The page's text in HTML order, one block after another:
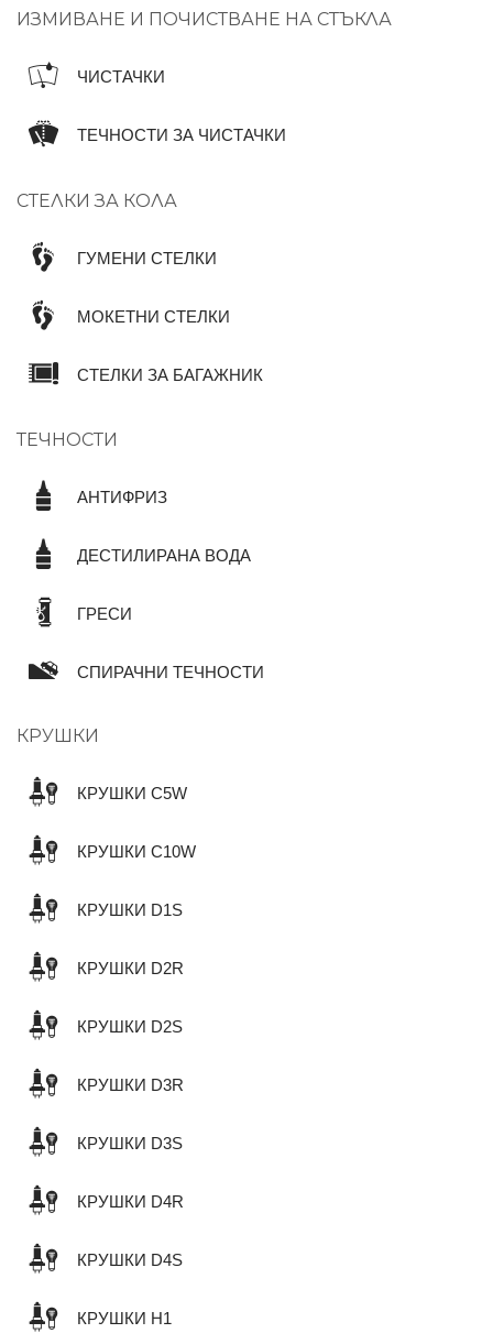
ИЗМИВАНЕ И ПОЧИСТВАНЕ НА СТЪКЛА
ЧИСТАЧКИ
ТЕЧНОСТИ ЗА ЧИСТАЧКИ
СТЕЛКИ ЗА КОЛА
ГУМЕНИ СТЕЛКИ
МОКЕТНИ СТЕЛКИ
СТЕЛКИ ЗА БАГАЖНИК
ТЕЧНОСТИ
АНТИФРИЗ
ДЕСТИЛИРАНА ВОДА
ГРЕСИ
СПИРАЧНИ ТЕЧНОСТИ
КРУШКИ
КРУШКИ C5W
КРУШКИ C10W
КРУШКИ D1S
КРУШКИ D2R
КРУШКИ D2S
КРУШКИ D3R
КРУШКИ D3S
КРУШКИ D4R
КРУШКИ D4S
КРУШКИ H1